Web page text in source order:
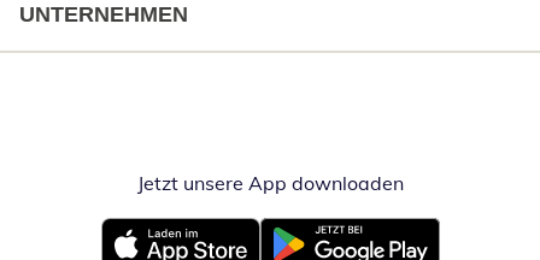
UNTERNEHMEN
Jetzt unsere App downloadenÖffnet in